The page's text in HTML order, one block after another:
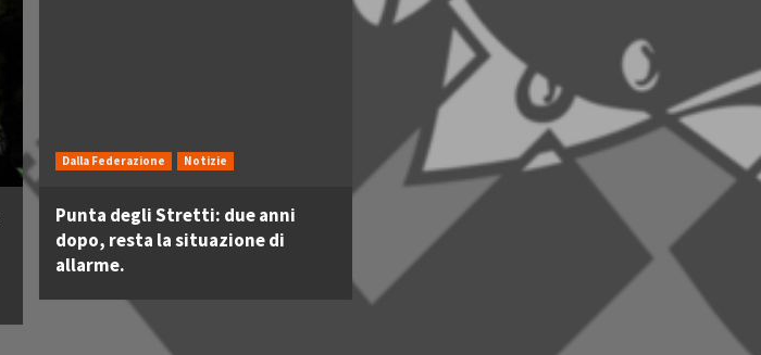
Dalla Federazione Notizie
Punta degli Stretti: due anni
dopo, resta la situazione di
allarme.